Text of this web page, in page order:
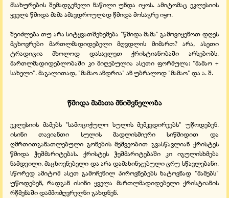
მსახურების შემადგენელი ნაწილი უნდა იყოს. ამიტომაც ეკლესიის
ყველა წმიდა მამა ამავდროულად წმიდა მოსაგრე იყო.
შეიძლება თუ არა სიტყვათშეხემება "წმიდა მამა" გამოვიყენოთ დღეს
მცხოვრები მართლმადიდებელი მღვდლის მიმართ? არა, ასეთი
ტრადიცია მხოლოდ დასავლეთ ქრისტიანობაში არსებობს.
მართლმადიდებლობაში კი მიღებულია ასეთი ფორმულა: "მამაო +
სახელი". მაგალითად, "მამაო ანდრია" ან უბრალოდ "მამაო" და ა. შ.
წმიდა მამათა მნიშვნელობა
ეკლესიის მამებს "სამოციქულო სულის მემკვდირეებს" უწოდებენ.
ისინი თავიანთი სულის მადლისმიერი სიწმიდით და
ღმრთითგანათლებული გონების მეშვეობით გვასწავლიან ქრისტეს
წმიდა ჭეშმარიტებას. ქრისტეს ჭეშმარიტებაში კი იგულისხმება
ნამდვილი, მაცხოვნებელი და არა დამახინჯებული ცრუ სწავლებანი.
სწორედ ამიტომ ასეთ გამოჩენილ პიროვნებებს ხატოვნად "მამებს"
უწოდებენ, რადგან ისინი ყველა მართლმადიდებელი ქრისტიანის
რწმენაში დამმოძღვრელნი გახდნენ.